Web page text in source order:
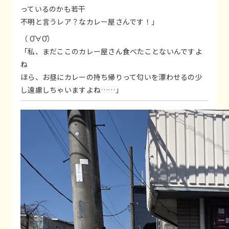
っているのかも若干
不明と言うレア？なカレー屋さんです！」
（ Ō∀Ō）
「私、まだここのカレー屋さん食べたことないんですよ
ね
ほら、お昼にカレーの持ち帰りって匂いを漂わせるの少
し遠慮しちゃいますよね……」